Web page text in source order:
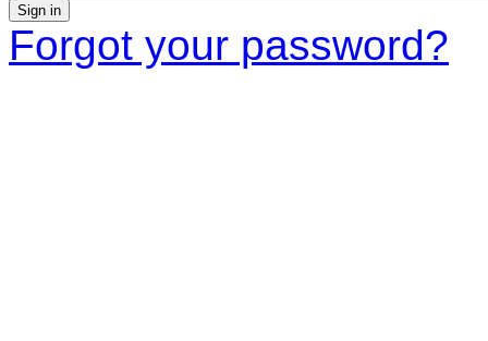
Sign in
Forgot your password?